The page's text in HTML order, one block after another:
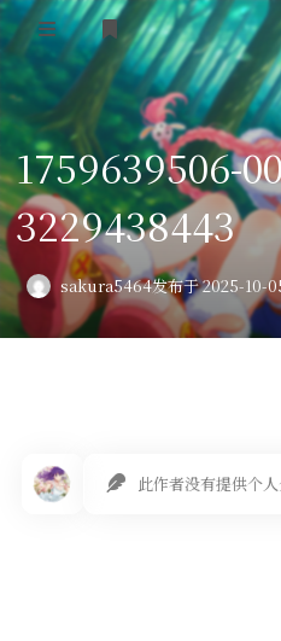
首页
VPS评测
AI绘画
教程
图库
登录
1759639506-
3229438443
sakura5464发布于 2025-10-
此作者没有提供个人